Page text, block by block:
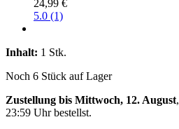
24,99 €
5.0 (1)
Inhalt: 1 Stk.
Noch 6 Stück auf Lager
Zustellung bis Mittwoch, 12. August
23:59 Uhrbestellst.